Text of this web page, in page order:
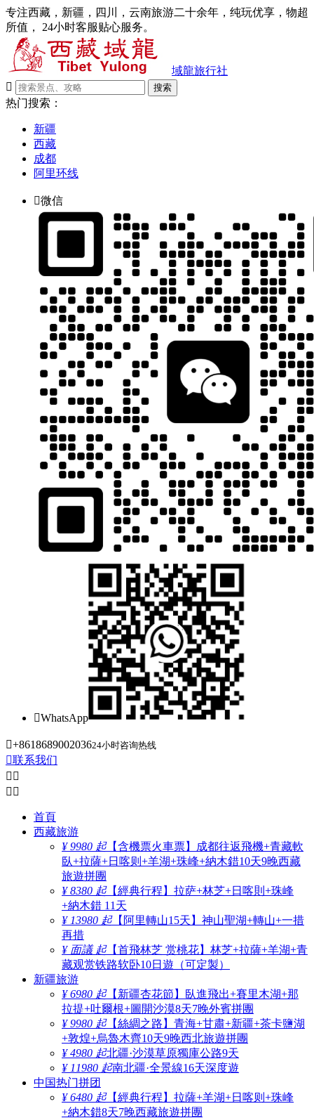
专注西藏，新疆，四川，云南旅游二十余年，纯玩优享，物超
所值， 24小时客服贴心服务。
域龍旅行社

搜索
热门搜索：
新疆
西藏
成都
阿里环线
微信
WhatsApp
+861868900203624小时咨询热线
联系我们
 
 
首頁
西藏旅游
¥ 9980 起【含機票火車票】成都往返飛機+青藏軟
臥+拉薩+日喀则+羊湖+珠峰+納木錯10天9晚西藏
旅遊拼團
¥ 8380 起【經典行程】拉萨+林芝+日喀則+珠峰
+納木錯 11天
¥ 13980 起【阿里轉山15天】神山聖湖+轉山+一措
再措
¥ 面議 起【首飛林芝 赏桃花】林芝+拉薩+羊湖+青
藏观赏铁路软卧10日遊（可定製）
新疆旅游
¥ 6980 起【新疆杏花節】臥進飛出+賽里木湖+那
拉提+吐爾根+圖開沙漠8天7晚外賓拼團
¥ 9980 起【絲綢之路】青海+甘肅+新疆+茶卡鹽湖
+敦煌+烏魯木齊10天9晚西北旅遊拼團
¥ 4980 起北疆·沙漠草原獨庫公路9天
¥ 11980 起南北疆·全景線16天深度遊
中国热门拼团
¥ 6480 起【經典行程】拉薩+羊湖+日喀则+珠峰
+納木錯8天7晚西藏旅遊拼團